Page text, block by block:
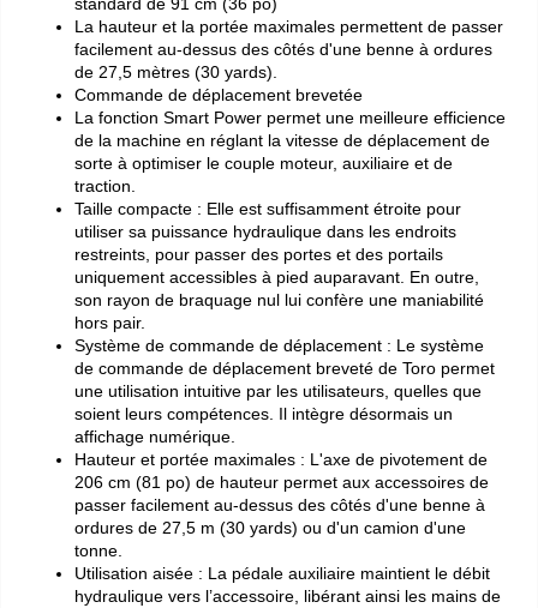
standard de 91 cm (36 po)
La hauteur et la portée maximales permettent de passer
facilement au-dessus des côtés d'une benne à ordures
de 27,5 mètres (30 yards).
Commande de déplacement brevetée
La fonction Smart Power permet une meilleure efficience
de la machine en réglant la vitesse de déplacement de
sorte à optimiser le couple moteur, auxiliaire et de
traction.
Taille compacte : Elle est suffisamment étroite pour
utiliser sa puissance hydraulique dans les endroits
restreints, pour passer des portes et des portails
uniquement accessibles à pied auparavant. En outre,
son rayon de braquage nul lui confère une maniabilité
hors pair.
Système de commande de déplacement : Le système
de commande de déplacement breveté de Toro permet
une utilisation intuitive par les utilisateurs, quelles que
soient leurs compétences. Il intègre désormais un
affichage numérique.
Hauteur et portée maximales : L'axe de pivotement de
206 cm (81 po) de hauteur permet aux accessoires de
passer facilement au-dessus des côtés d'une benne à
ordures de 27,5 m (30 yards) ou d'un camion d'une
tonne.
Utilisation aisée : La pédale auxiliaire maintient le débit
hydraulique vers l’accessoire, libérant ainsi les mains de